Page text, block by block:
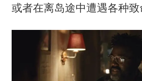
或者在离岛途中遭遇各种致